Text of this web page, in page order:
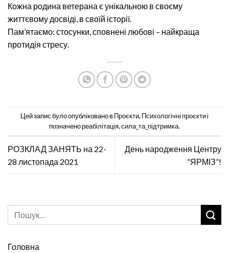
Кожна родина ветерана є унікальною в своєму
життєвому досвіді, в своїй історії.
Пам’ятаємо: стосунки, сповнені любові – найкраща
протидія стресу.
Цей запис було опубліковано вПроєкти, Психологічні проєктиі
позначенореабілітація,сила_та_підтримка.
РОЗКЛАД ЗАНЯТЬ на 22-
28 листопада 2021
День народження Центру
“ЯРМІЗ”!
Головна